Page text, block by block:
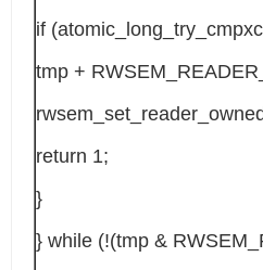
if
tmp +
return 1;
}
} while (!(tmp &